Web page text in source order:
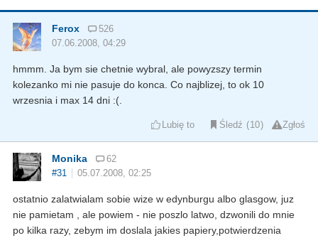
Ferox
526
07.06.2008, 04:29
hmmm. Ja bym sie chetnie wybral, ale powyzszy termin
kolezanko mi nie pasuje do konca. Co najblizej, to ok 10
wrzesnia i max 14 dni :(.
Lubię to Śledź 10 Zgłoś
Monika
62
#31
05.07.2008, 02:25
ostatnio zalatwialam sobie wize w edynburgu albo glasgow, juz
nie pamietam , ale powiem - nie poszlo latwo, dzwonili do mnie
po kilka razy, zebym im doslala jakies papiery,potwierdzenia